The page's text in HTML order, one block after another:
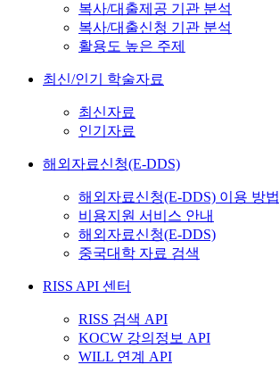
복사/대출제공 기관 분석
복사/대출신청 기관 분석
활용도 높은 주제
최신/인기 학술자료
최신자료
인기자료
해외자료신청(E-DDS)
해외자료신청(E-DDS) 이용 방법
비용지원 서비스 안내
해외자료신청(E-DDS)
중국대학 자료 검색
RISS API 센터
RISS 검색 API
KOCW 강의정보 API
WILL 연계 API